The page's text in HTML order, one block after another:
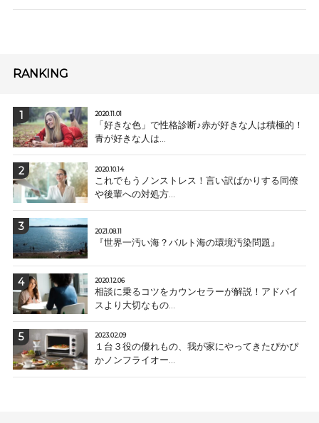
RANKING
2020.11.01
「好きな色」で性格診断♪赤が好きな人は積極的！
青が好きな人は...
2020.10.14
これでもうノンストレス！言い訳ばかりする同僚
や後輩への対処方...
2021.08.11
『世界一汚い海？バルト海の環境汚染問題』
2020.12.06
相談に乗るコツをカウンセラーが解説！アドバイ
スより大切なもの...
2023.02.09
１台３役の優れもの、我が家にやってきたぴかぴ
かノンフライオー...